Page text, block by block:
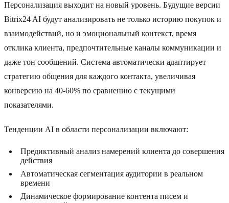
Персонализация выходит на новый уровень. Будущие версии
Bitrix24 AI будут анализировать не только историю покупок и
взаимодействий, но и эмоциональный контекст, время
отклика клиента, предпочтительные каналы коммуникации и
даже тон сообщений. Система автоматически адаптирует
стратегию общения для каждого контакта, увеличивая
конверсию на 40-60% по сравнению с текущими
показателями.
Тенденции AI в области персонализации включают:
Предиктивный анализ намерений клиента до совершения
действия
Автоматическая сегментация аудитории в реальном
времени
Динамическое формирование контента писем и